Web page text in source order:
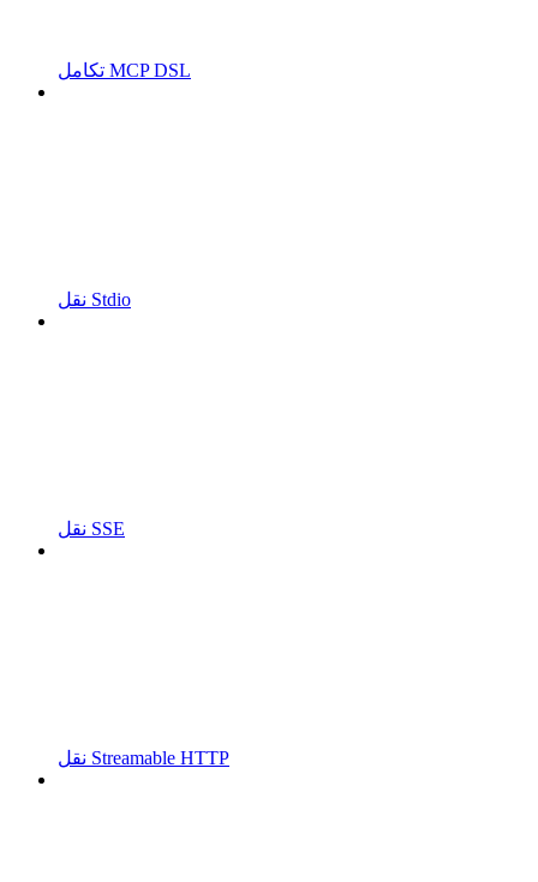
تكامل MCP DSL
نقل Stdio
نقل SSE
نقل Streamable HTTP